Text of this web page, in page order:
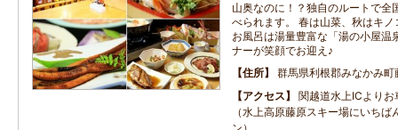
山奥なのに！？独自のルートで全
べられます。 春は山菜、秋はキ
お風呂は湯量豊富な「湯の小屋温
ナーが笑顔でお迎え♪
住所
群馬県利根郡みなかみ
アクセス
関越道水上ICより
（水上高原藤原スキー場にいちば